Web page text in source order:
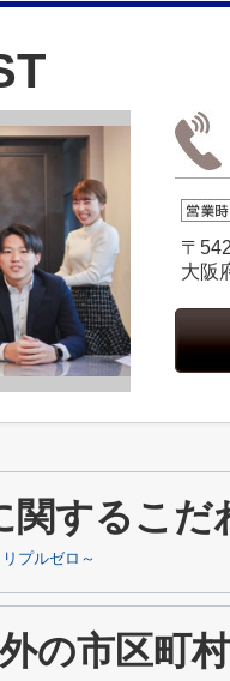
〒
大阪
関するこだ
プルゼロ～
の市区町